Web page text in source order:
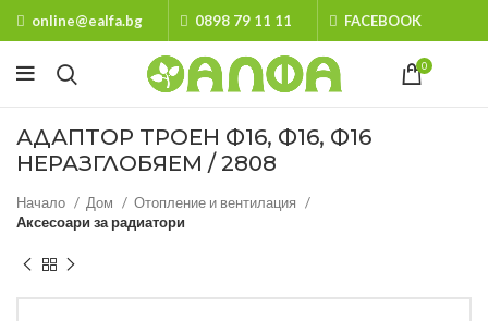
online@ealfa.bg 0898 79 11 11 FACEBOOK
0
АДАПТОР ТРОЕН Ф16, Ф16, Ф16
НЕРАЗГЛОБЯЕМ / 2808
Начало Дом
Отопление и вентилация
Аксесоари за радиатори